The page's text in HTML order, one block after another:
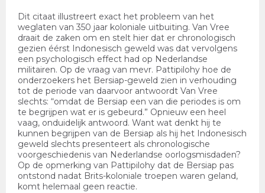
Dit citaat illustreert exact het probleem van het
weglaten van 350 jaar koloniale uitbuiting. Van Vree
draait de zaken om en stelt hier dat er chronologisch
gezien éérst Indonesisch geweld was dat vervolgens
een psychologisch effect had op Nederlandse
militairen. Op de vraag van mevr. Pattipilohy hoe de
onderzoekers het Bersiap-geweld zien in verhouding
tot de periode van daarvoor antwoordt Van Vree
slechts: “omdat de Bersiap een van die periodes is om
te begrijpen wat er is gebeurd.” Opnieuw een heel
vaag, onduidelijk antwoord. Want wat denkt hij te
kunnen begrijpen van de Bersiap als hij het Indonesisch
geweld slechts presenteert als chronologische
voorgeschiedenis van Nederlandse oorlogsmisdaden?
Op de opmerking van Pattipilohy dat de Bersiap pas
ontstond nadat Brits-koloniale troepen waren geland,
komt helemaal geen reactie.